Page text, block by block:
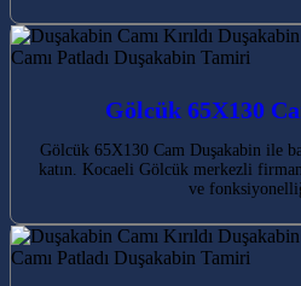
Gölcük 65X130
Gölcük 65X130 Cam Duşakabin ile
katın. Kocaeli Gölcük merkezli
ve